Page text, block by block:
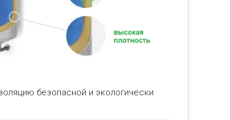
безопасной и экологически